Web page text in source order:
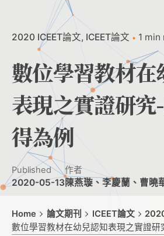
2020 ICEET論文 ICEET論文 1 min
數位學習教材在
表現之實證研
得為例
Published
2020-05-13
作者
陳燕璇、李慶蘭、曹曉
Home 論文期刊 ICEET論文
數位學習教材在幼兒認知表現之實證研